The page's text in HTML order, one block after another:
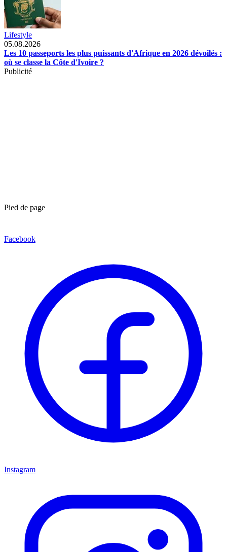
Lifestyle
05.08.2026
Les 10 passeports les plus puissants d'Afrique en 2026 dévoilés :
où se classe la Côte d'Ivoire ?
Publicité
Pied de page
Facebook
Instagram